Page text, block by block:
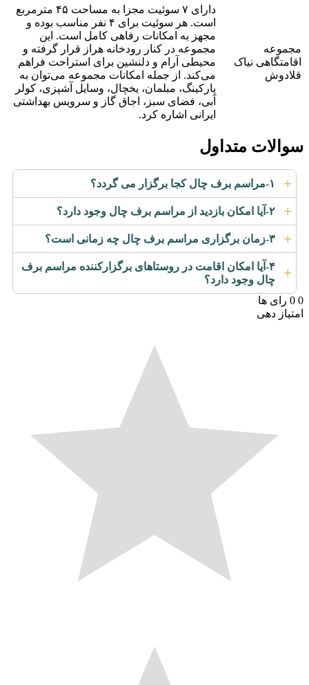
مجموعه
اقامتگاهی
قلادوش
نیاک
دارای ۷ سوئیت مجزا به مساحت ۴۵ مترمربع
است. هر سوئیت برای ۴ نفر مناسب بوده و
مجهز به امکانات رفاهی کامل است. این
مجموعه در کنار رودخانه هراز قرار گرفته و
محیطی آرام و دلنشین برای استراحت فراهم
می‌کند. از جمله امکانات مجموعه می‌توان به
پارکینگ، مبلمان، یخچال، وسایل آشپزی، کولر
آبی، فضای سبز، اجاق گاز و سرویس بهداشتی
ایرانی اشاره کرد.
سوالات متداول
۱-مراسم برف چال کجا برگزار می گردد؟ +
۲-آیا امکان بازدید از مراسم برف چال وجود دارد؟ +
۳-زمان برگزاری مراسم برف چال چه زمانی است؟ +
۴-آیا امکان اقامت در روستاهای برگزارکننده مراسم برف
چال وجود دارد؟
+
0
0 رای ها
امتیاز دهی